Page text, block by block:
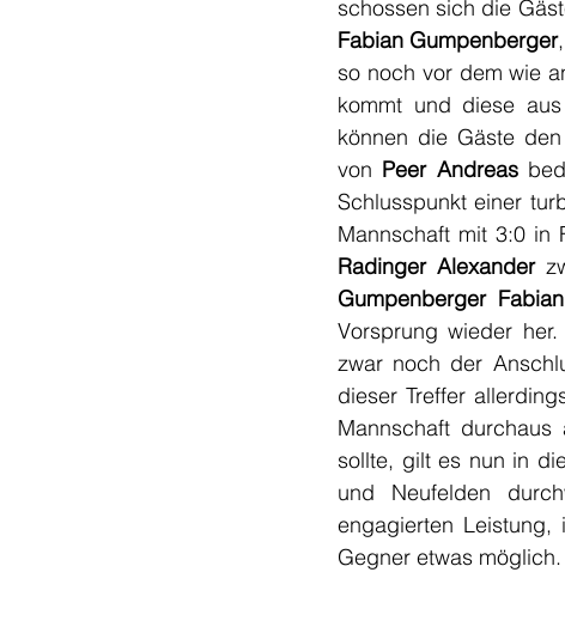
Fabian Gumpenberger
so noch vor dem wie
kommt und diese
können die Gäste
von Peer Andreas
Schlusspunkt einer
Radinger Alexander
Gumpenberger Fabian
Vorsprung wieder
zwar noch der
dieser Treffer
Mannschaft
sollte, gilt es nun in
und Neufelden
engagierten
Gegner etwas möglich.